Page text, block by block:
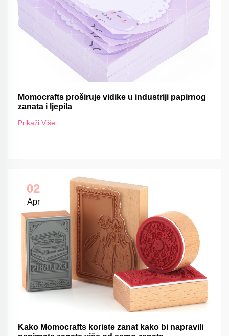
Momocrafts proširuje vidike u industriji papirnog
zanata i ljepila
Prikaži Više
02
Apr
Kako Momocrafts koriste zanat kako bi napravili